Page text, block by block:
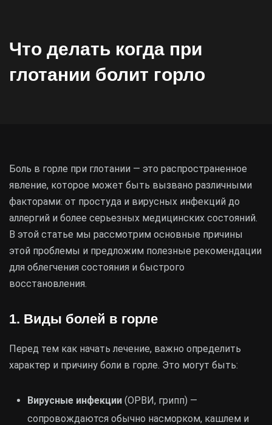
Что делать когда при
глотании болит горло
Боль в горле при глотании — это распространенное
явление, которое может быть вызвано различными
факторами: от простуда и вирусных инфекций до
аллергий и более серьезных медицинских состояний.
В этой статье мы рассмотрим основные причины
этой проблемы и предложим полезные рекомендации
для облегчения состояния и быстрого
восстановления.
1. Виды болей в горле
Перед тем как начать лечение, важно определить
характер и причину боли в горле. Это могут быть:
Вирусные инфекции (ОРВИ, грипп) —
сопровождаются обычно насморком, кашлем и